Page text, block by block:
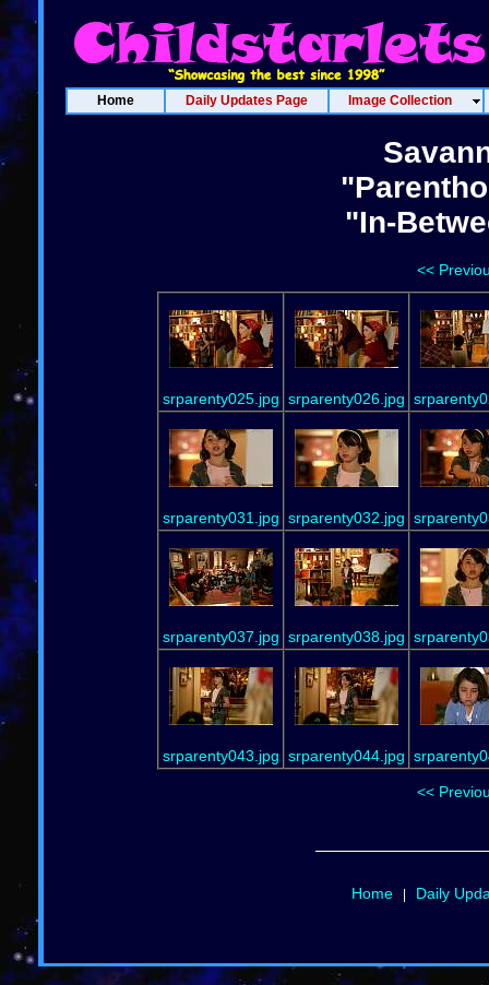
Home Daily Updates Page Image Collection
"In-
<<
srparenty025.jpg srparenty026.jpg
srparenty031.jpg srparenty032.jpg
srparenty037.jpg srparenty038.jpg
srparenty043.jpg srparenty044.jpg
<<
Home| Daily